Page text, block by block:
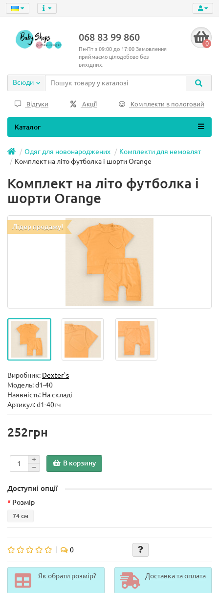
068 83 99 860
Пн-Пт з 09:00 до 17:00 Замовлення
приймаємо цілодобово без
вихідних.
0
Всюди
Відгуки Акції Комплекти в пологовий
Каталог
Одяг для новонароджених
Комплекти для немовлят
Комплект на літо футболка і шорти Orange
Комплект на літо футболка і
шорти Orange
Лідер продажу!
Виробник: Dexter`s
Модель:d1-40
Наявність: На складі
Артикул: d1-40гч
252грн
В корзину
Доступні опції
Розмір
74 см
0
Як обрати розмір? Доставка та оплата